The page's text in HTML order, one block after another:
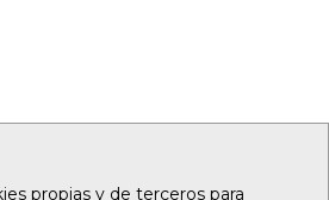
propias y de terceros para